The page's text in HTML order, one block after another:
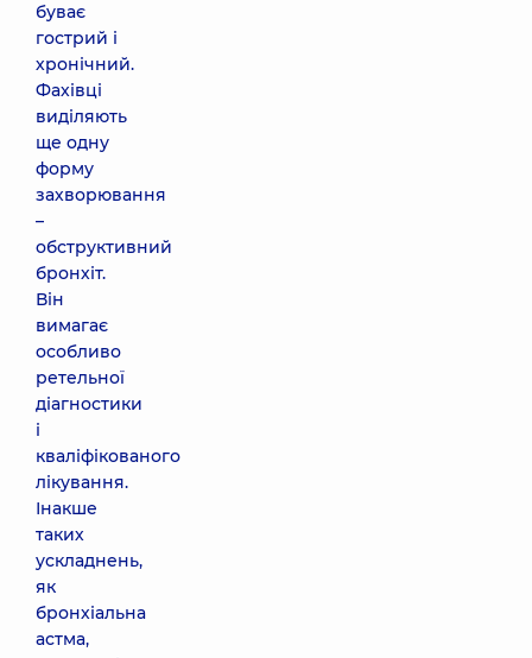
буває
гострий і
хронічний.
Фахівці
виділяють
ще одну
форму
захворювання
–
обструктивний
бронхіт.
Він
вимагає
особливо
ретельної
діагностики
і
кваліфікованого
лікування.
Інакше
таких
ускладнень,
як
бронхіальна
астма,